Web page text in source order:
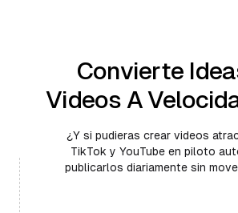
Convierte
Videos A
¿Y si pudieras crear videos
TikTok y YouTube en piloto
publicarlos diariamente sin